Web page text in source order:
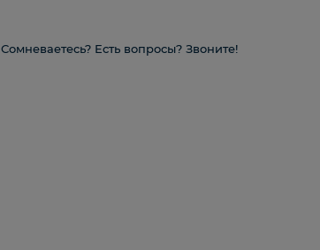
Сомневаетесь? Есть вопросы? Звоните!